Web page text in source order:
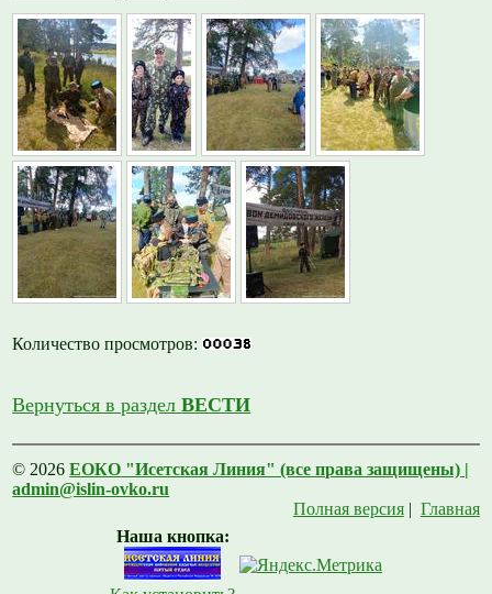
Количество просмотров:
Вернуться в разделВЕСТИ
© 2026ЕОКО "Исетская Линия" (все права защищены) |
admin@islin-ovko.ru
Полная версия| Главная
Наша кнопка: